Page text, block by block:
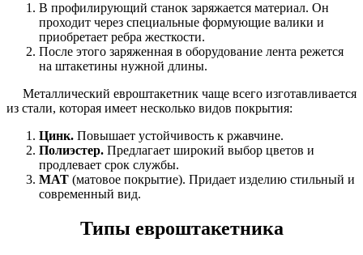
В профилирующий станок заряжается материал. Он
проходит через специальные формующие валики и
приобретает ребра жесткости.
После этого заряженная в оборудование лента режется
на штакетины нужной длины.
Металлический евроштакетник чаще всего изготавливается
из стали, которая имеет несколько видов покрытия:
Цинк. Повышает устойчивость к ржавчине.
Полиэстер. Предлагает широкий выбор цветов и
продлевает срок службы.
МАТ (матовое покрытие). Придает изделию стильный и
современный вид.
Типы евроштакетника